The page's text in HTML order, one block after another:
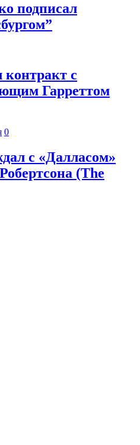
подписал
с
Гарреттом
0
с «Далласом»
(The